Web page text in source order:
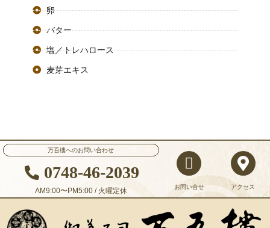
卵
バター
塩／トレハロース
麦芽エキス
万吾樓へのお問い合わせ
0748-46-2039
AM9:00〜PM5:00 / 火曜定休 お問い合せ アクセス